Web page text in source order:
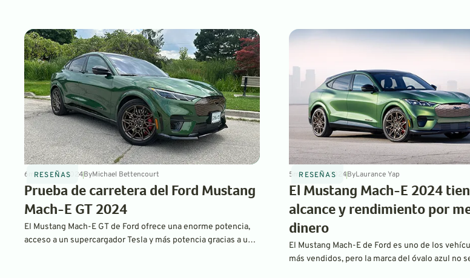
Explora los precios, la autonomía y las características
sobresalientes para encontrar el mejor vehículo eléctrico para
tu estilo de vida.
RESEÑAS
6 minOct 15, 2024ByMichael Bettencourt
Prueba de carretera del Ford Mustang
Mach-E GT 2024
El Mustang Mach-E GT de Ford ofrece una enorme potencia,
acceso a un supercargador Tesla y más potencia gracias a una
RESEÑAS
5 minMay 9, 2024ByLaurance Yap
El Mustang Mach-E 2024
alcance y rendimiento por
dinero
El Mustang Mach-E de Ford es uno de los
más vendidos, pero la marca del óvalo azul no